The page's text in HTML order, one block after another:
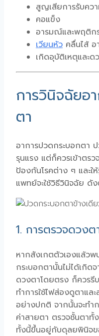
สูญเสียการรับคว
คอแข็ง
อารมณ์และพฤติก
เวียนหัว คลื่นไส้ อ
เกิดอุบัติเหตุและด
การวินิจฉัยอ
ตา
อาการปวดกระบอกตา
รุนแรง แต่ก็ควรเข้าตร
ป้องกันโรคต่าง ๆ และใ
แพทย์จะใช้วิธีวินิจฉัย ดั
1. การตรวจดวงต
หากสังเกตตัวเองแล้วพ
กระบอกตานั้นไม่ได้เกิ
ดวงตาโดยตรง ก็ควร
ทำการใช้ไฟส่องดูตาแล
อย่างปกติ จากนั้นจะทำ
ค่าสายตา ตรวจชั้นตา
ทั้งนี้ขึ้นอยู่กับดุลยพินิจ